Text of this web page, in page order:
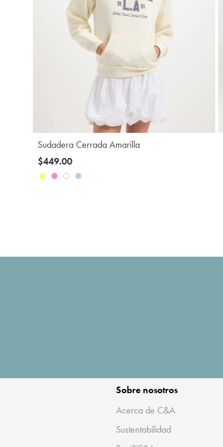
Sudadera Cerrada Amarilla
$449.00
Sobre nosotros
Acerca de C&A
Sustentabilidad